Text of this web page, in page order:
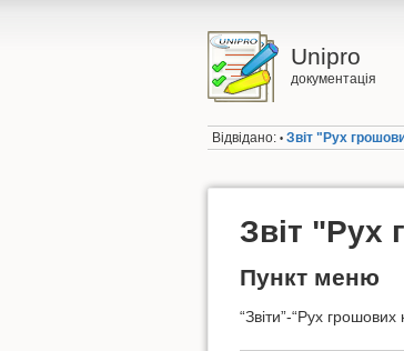
Unipro
документація
Відвідано: • Звіт "Рух
Звіт "Рух
Пункт меню
“Звіти”-“Рух грошових